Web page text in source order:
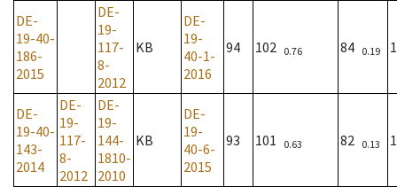
DE-
19-40-
186-
2015
DE-
19-
117-
8-
2012
KB
DE-
19-
40-1-
2016
94 102 0.76 84 0.19 1
DE-
19-40-
143-
2014
DE-
19-
117-
8-
2012
DE-
19-
144-
1810-
2010
KB
DE-
19-
40-6-
2015
93 101 0.63 82 0.13 1